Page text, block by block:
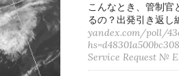
こんなとき、管制官
るの？出発引き返し
yandex.com/poll/
Service Request №